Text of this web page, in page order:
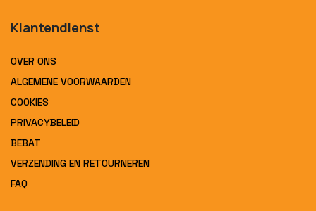
Klantendienst
OVER ONS
ALGEMENE VOORWAARDEN
COOKIES
PRIVACYBELEID
BEBAT
VERZENDING EN RETOURNEREN
FAQ